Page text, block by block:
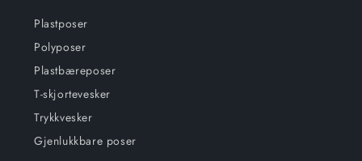
Plastposer
Polyposer
Plastbæreposer
T-skjortevesker
Trykkvesker
Gjenlukkbare poser